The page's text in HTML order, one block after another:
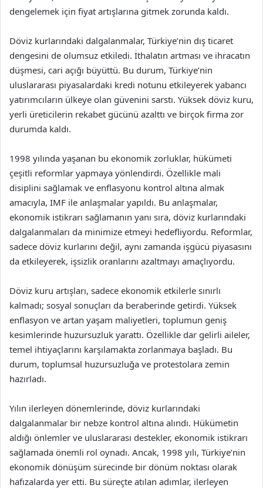
dengelemek için fiyat artışlarına gitmek zorunda kaldı.
Döviz kurlarındaki dalgalanmalar, Türkiye’nin dış ticaret
dengesini de olumsuz etkiledi. İthalatın artması ve ihracatın
düşmesi, cari açığı büyüttü. Bu durum, Türkiye’nin
uluslararası piyasalardaki kredi notunu etkileyerek yabancı
yatırımcıların ülkeye olan güvenini sarstı. Yüksek döviz kuru,
yerli üreticilerin rekabet gücünü azalttı ve birçok firma zor
durumda kaldı.
1998 yılında yaşanan bu ekonomik zorluklar, hükümeti
çeşitli reformlar yapmaya yönlendirdi. Özellikle mali
disiplini sağlamak ve enflasyonu kontrol altına almak
amacıyla, IMF ile anlaşmalar yapıldı. Bu anlaşmalar,
ekonomik istikrarı sağlamanın yanı sıra, döviz kurlarındaki
dalgalanmaları da minimize etmeyi hedefliyordu. Reformlar,
sadece döviz kurlarını değil, aynı zamanda işgücü piyasasını
da etkileyerek, işsizlik oranlarını azaltmayı amaçlıyordu.
Döviz kuru artışları, sadece ekonomik etkilerle sınırlı
kalmadı; sosyal sonuçları da beraberinde getirdi. Yüksek
enflasyon ve artan yaşam maliyetleri, toplumun geniş
kesimlerinde huzursuzluk yarattı. Özellikle dar gelirli aileler,
temel ihtiyaçlarını karşılamakta zorlanmaya başladı. Bu
durum, toplumsal huzursuzluğa ve protestolara zemin
hazırladı.
Yılın ilerleyen dönemlerinde, döviz kurlarındaki
dalgalanmalar bir nebze kontrol altına alındı. Hükümetin
aldığı önlemler ve uluslararası destekler, ekonomik istikrarı
sağlamada önemli rol oynadı. Ancak, 1998 yılı, Türkiye’nin
ekonomik dönüşüm sürecinde bir dönüm noktası olarak
hafızalarda yer etti. Bu süreçte atılan adımlar, ilerleyen